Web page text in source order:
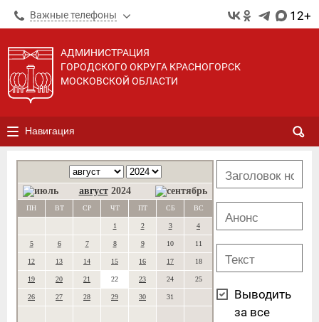
Важные телефоны 12+
АДМИНИСТРАЦИЯ
ГОРОДСКОГО ОКРУГА КРАСНОГОРСК
МОСКОВСКОЙ ОБЛАСТИ
Навигация
август 2024
ПН ВТ СР ЧТ ПТ СБ ВС
1 2 3 4
5 6 7 8 9 10 11
12 13 14 15 16 17 18
19 20 21 22 23 24 25
26 27 28 29 30 31
Выводить
за все